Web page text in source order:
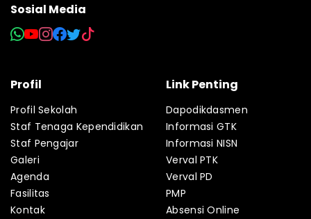
Sosial Media
Profil
Profil Sekolah
Staf Tenaga Kependidikan
Staf Pengajar
Galeri
Agenda
Fasilitas
Kontak
Link Penting
Dapodikdasmen
Informasi GTK
Informasi NISN
Verval PTK
Verval PD
PMP
Absensi Online